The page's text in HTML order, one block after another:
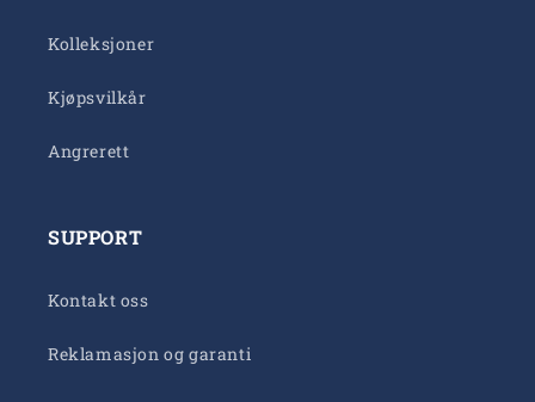
Kolleksjoner
Kjøpsvilkår
Angrerett
SUPPORT
Kontakt oss
Reklamasjon og garanti